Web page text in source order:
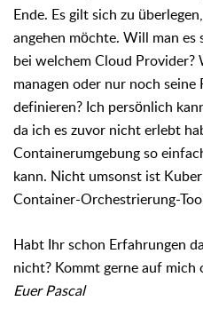
Ende. Es gilt sich zu
angehen möchte. Will man es
bei welchem Cloud Provider?
managen oder nur noch seine
definieren? Ich persönlich
da ich es zuvor nicht erlebt
Containerumgebung so
kann. Nicht umsonst ist
Container-Orchestrierung-
Habt Ihr schon Erfahrungen
nicht? Kommt gerne auf mich
Euer Pascal